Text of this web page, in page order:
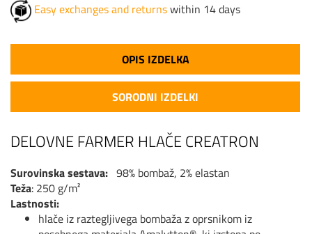
Easy exchanges and returnswithin 14 days
OPIS IZDELKA
SORODNI IZDELKI
DELOVNE FARMER HLAČE CREATRON
Surovinska sestava: 98% bombaž, 2% elastan
Teža: 250 g/m²
Lastnosti:
hlače iz raztegljivega bombaža z oprsnikom iz